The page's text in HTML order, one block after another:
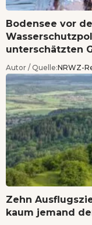
Bodensee vor
unterschätzten
Autor / Quelle:NRWZ-
Zehn
kaum jemand